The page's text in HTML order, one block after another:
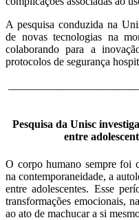
A pesquisa conduzida na
de novas tecnologias na
colaborando para a
protocolos de segurança
Pesquisa da Unisc
entre
O corpo humano sempre foi
na contemporaneidade, a
entre adolescentes. Esse
transformações emocionais,
ao ato de machucar a si